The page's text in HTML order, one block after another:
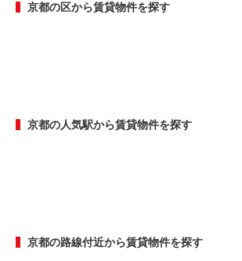
京都の区から賃貸物件を探す
京都の人気駅から賃貸物件を探す
京都の路線付近から賃貸物件を探す